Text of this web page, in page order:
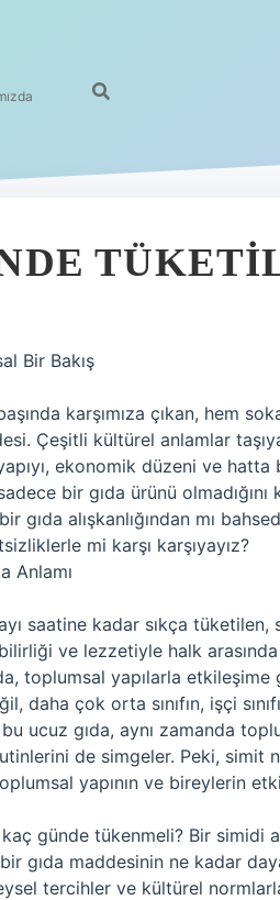
Bir Bakış
karşımıza çıkan, hem
Çeşitli kültürel anlamlar
ekonomik düzeni ve
bir gıda ürünü
gıda alışkanlığından mı
mi karşı karşıyayız?
Anlamı
saatine kadar sıkça tüketilen,
ve lezzetiyle halk
toplumsal yapılarla
daha çok orta sınıfın, işçi
ucuz gıda, aynı zamanda
de simgeler. Peki, simit
yapının ve bireylerin
günde tükenmeli? Bir simidi
gıda maddesinin ne kadar
tercihler ve kültürel